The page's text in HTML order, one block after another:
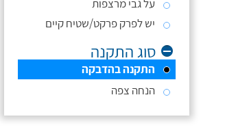
על גבי מרצפות
יש לפרק פרקט/שטיח קיים
סוג התקנה
התקנה בהדבקה
הנחה צפה